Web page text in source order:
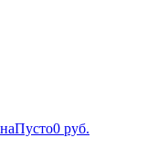
Пусто0 руб.